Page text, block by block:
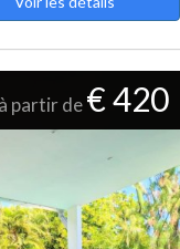
partir de€ 420